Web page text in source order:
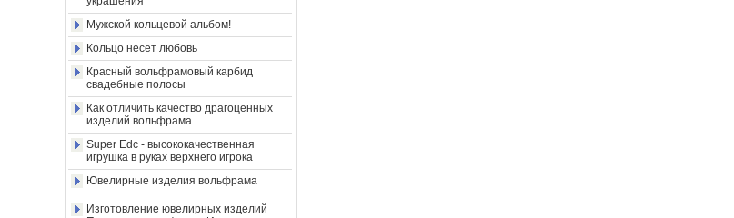
полированное серебряное
кольцо из карбида
вольфрама, центральная
инкрустация из
измельченного синего
опала с синтетической
малахитовой полосой,
мужское обручальное
кольцо, изготовленная на
заказ внутренняя л
Оптовая продажа с
фабрики, черное
полированное квадратное
Мужской кольцевой альбом!
Кольцо несет любовь
Красный вольфрамовый карбид
свадебные полосы
Как отличить качество драгоценных
изделий вольфрама
Super Edc - высококачественная
игрушка в руках верхнего игрока
Ювелирные изделия вольфрама
Изготовление ювелирных изделий
Процесс-пресс-форма Изготовление и